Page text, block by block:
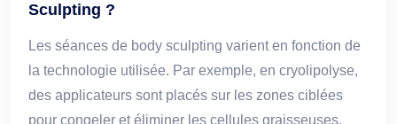
Sculpting ?
Les séances de body sculpting varient en fonction de
la technologie utilisée. Par exemple, en cryolipolyse,
des applicateurs sont placés sur les zones ciblées
pour congeler et éliminer les cellules graisseuses,